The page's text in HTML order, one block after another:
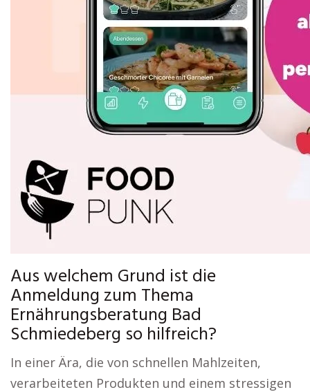
Aus welchem Grund ist die
Anmeldung zum Thema
Ernährungsberatung Bad
Schmiedeberg so hilfreich?
In einer Ära, die von schnellen Mahlzeiten,
verarbeiteten Produkten und einem stressigen